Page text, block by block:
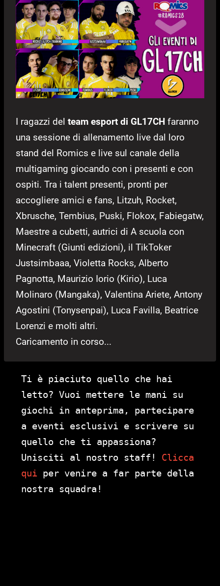
I ragazzi del team esport di GL17CH faranno
una sessione di allenamento live dal loro
stand del Romics e live sul canale della
multigaming giocando con i presenti e con
ospiti. Tra i talent presenti, pronti per
accogliere amici e fans, Litzuh, Rocket,
Xbrusche, Tembius, Puski, Flokox, Fabiegatw,
Maestre a cubetti, autrici di A scuola con
Minecraft (Giunti edizioni), il TikToker
Justsimbaaa, Violetta Rocks, Alberto
Pagnotta, Maurizio Iorio (Kirio), Luca
Molinaro (Mangaka), Valentina Ariete, Antony
Agostini (Tonysenpai), Luca Favilla, Beatrice
Lorenzi e molti altri.
Caricamento in corso...
Ti è piaciuto quello che hai
letto? Vuoi mettere le mani su
giochi in anteprima, partecipare
a eventi esclusivi e scrivere su
quello che ti appassiona?
Unisciti al nostro staff! Clicca
qui per venire a far parte della
nostra squadra!